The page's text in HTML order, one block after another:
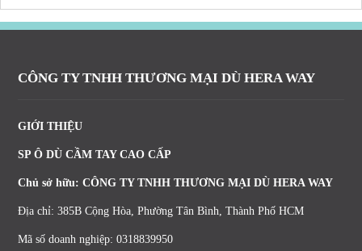
CÔNG TY TNHH THƯƠNG MẠI DÙ HERA WAY
GIỚI THIỆU
SP Ô DÙ CẦM TAY CAO CẤP
Chủ sở hữu: CÔNG TY TNHH THƯƠNG MẠI DÙ HERA WAY
Địa chỉ: 385B Cộng Hòa, Phường Tân Bình, Thành Phố HCM
Mã số doanh nghiệp: 0318839950